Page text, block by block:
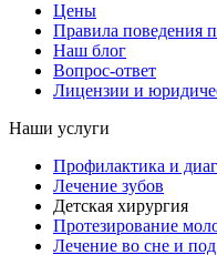
Цены
Правила поведения
Наш блог
Вопрос-ответ
Лицензии и
Наши услуги
Профилактика и
Лечение зубов
Детская хирургия
Протезирование
Лечение во сне и